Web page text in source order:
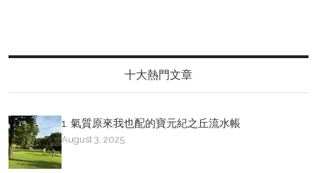
十大熱門文章
1. 氣質原來我也配的寶元紀之丘流水帳
August 3, 2025